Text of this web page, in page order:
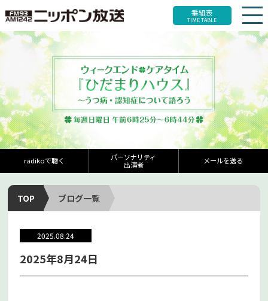
番組表
TIME TABLE
radikoで聴く
パーソナリティ
出演者
メールを送る
TOP ブログ一覧
2025.08.24
2025年8月24日